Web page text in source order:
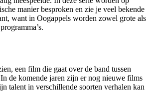
manier besproken en zie je veel bekende
want in Oogappels worden zowel grote als
een film die gaat over de band tussen
de komende jaren zijn er nog nieuwe films
talent in verschillende soorten verhalen kan